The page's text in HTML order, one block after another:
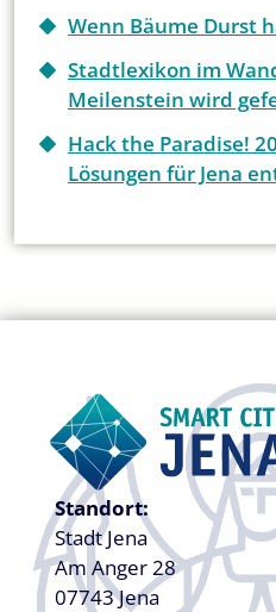
Wenn Bäume Durst
Stadtlexikon im
Meilenstein wird
Hack the Paradise!
Lösungen für Jena
Standort:
Stadt Jena
Am Anger 28
07743 Jena